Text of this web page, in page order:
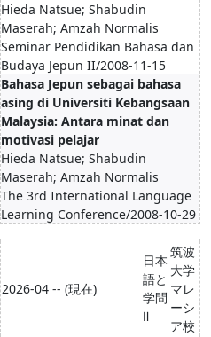
Hieda Natsue; Shabudin
Maserah; Amzah Normalis
Seminar Pendidikan Bahasa dan
Budaya Jepun II/2008-11-15
Bahasa Jepun sebagai bahasa
asing di Universiti Kebangsaan
Malaysia: Antara minat dan
motivasi pelajar
Hieda Natsue; Shabudin
Maserah; Amzah Normalis
The 3rd International Language
Learning Conference/2008-10-29
2026-04 -- (現在)
日本
語と
学問
Ⅱ
筑波
大学
マレ
ーシ
ア校